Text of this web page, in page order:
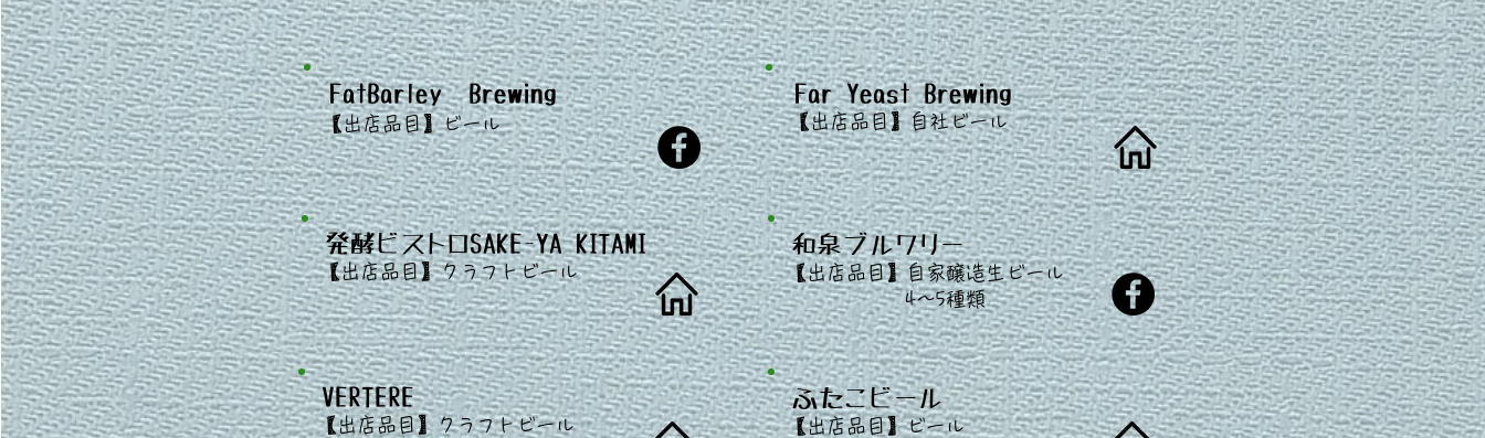
FatBarley Brewing
​【出店品目】ビール
発酵ビストロSAKE-YA KITAMI
​【出店品目】クラフトビール
VERTERE
​【出店品目】クラフトビール
Far Yeast Brewing
​【出店品目】自社ビール
和泉ブルワリー
​【出店品目】自家醸造生ビール
4〜5​種類
ふたこビール
​【出店品目】ビール